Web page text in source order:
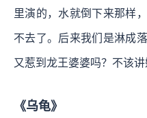
里演的，水就倒下来那样
不去了。后来我们是淋成
又惹到龙王婆婆吗？不该讲
《乌龟》